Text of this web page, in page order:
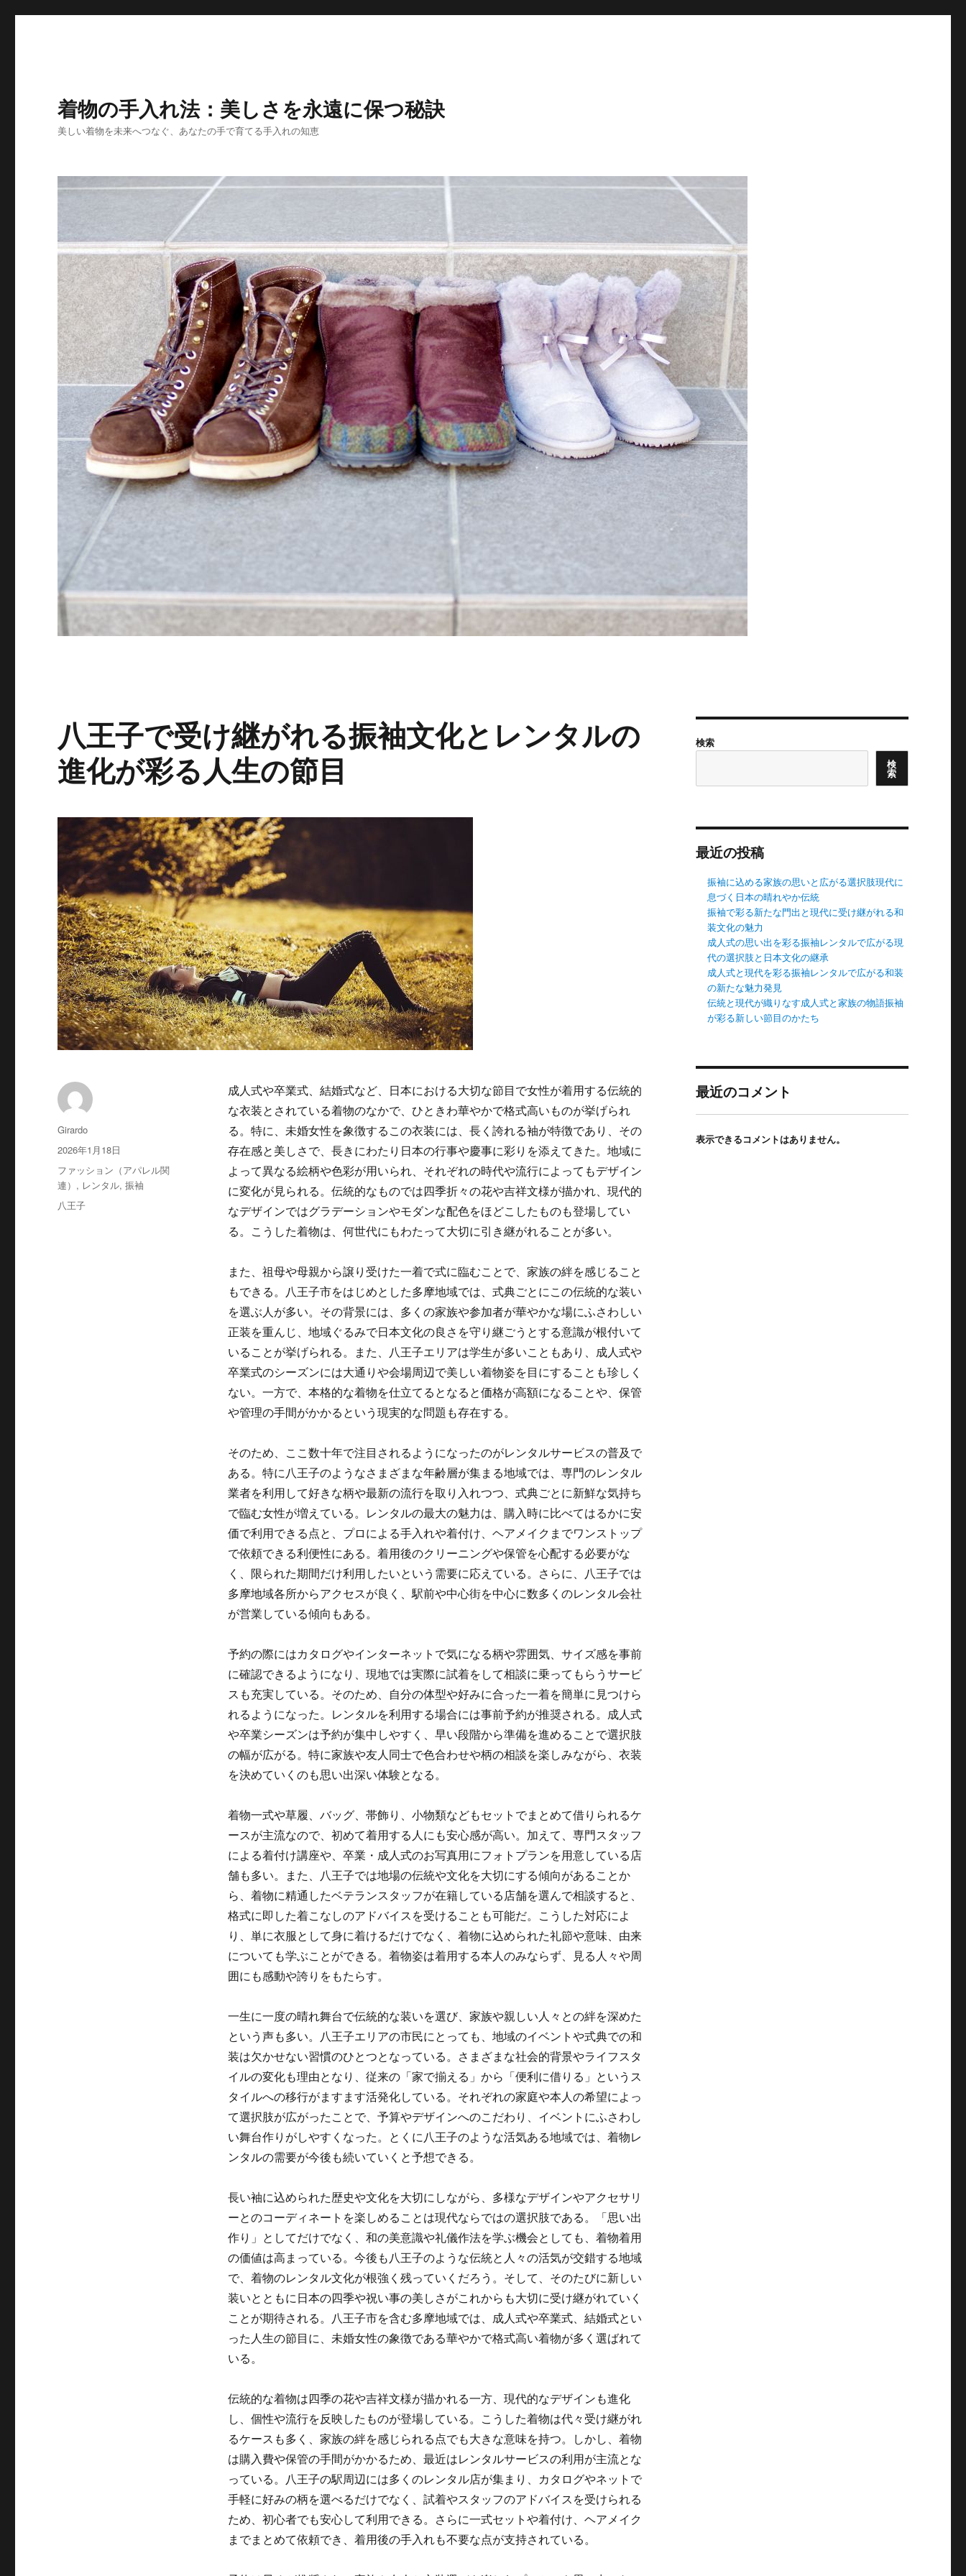
着物の手入れ法：美しさを永遠に保つ秘訣
美しい着物を未来へつなぐ、あなたの手で育てる手入れの知恵
八王子で受け継がれる振袖文化とレンタルの
進化が彩る人生の節目
成人式や卒業式、結婚式など、日本における大切な節目で女性が着用する伝統的
な衣装とされている着物のなかで、ひときわ華やかで格式高いものが挙げられ
る。 特に、未婚女性を象徴するこの衣装には、長く誇れる袖が特徴であり、その
存在感と美しさで、長きにわたり日本の行事や慶事に彩りを添えてきた。地域に
よって異なる絵柄や色彩が用いられ、それぞれの時代や流行によってもデザイン
に変化が見られる。伝統的なものでは四季折々の花や吉祥文様が描かれ、現代的
なデザインではグラデーションやモダンな配色をほどこしたものも登場してい
る。こうした着物は、何世代にもわたって大切に引き継がれることが多い。
また、祖母や母親から譲り受けた一着で式に臨むことで、家族の絆を感じること
もできる。八王子市をはじめとした多摩地域では、式典ごとにこの伝統的な装い
を選ぶ人が多い。その背景には、多くの家族や参加者が華やかな場にふさわしい
正装を重んじ、地域ぐるみで日本文化の良さを守り継ごうとする意識が根付いて
いることが挙げられる。また、八王子エリアは学生が多いこともあり、成人式や
卒業式のシーズンには大通りや会場周辺で美しい着物姿を目にすることも珍しく
ない。一方で、本格的な着物を仕立てるとなると価格が高額になることや、保管
や管理の手間がかかるという現実的な問題も存在する。
そのため、ここ数十年で注目されるようになったのがレンタルサービスの普及で
ある。特に八王子のようなさまざまな年齢層が集まる地域では、専門のレンタル
業者を利用して好きな柄や最新の流行を取り入れつつ、式典ごとに新鮮な気持ち
で臨む女性が増えている。レンタルの最大の魅力は、購入時に比べてはるかに安
価で利用できる点と、プロによる手入れや着付け、ヘアメイクまでワンストップ
で依頼できる利便性にある。着用後のクリーニングや保管を心配する必要がな
く、限られた期間だけ利用したいという需要に応えている。さらに、八王子では
多摩地域各所からアクセスが良く、駅前や中心街を中心に数多くのレンタル会社
が営業している傾向もある。
予約の際にはカタログやインターネットで気になる柄や雰囲気、サイズ感を事前
に確認できるようになり、現地では実際に試着をして相談に乗ってもらうサービ
スも充実している。そのため、自分の体型や好みに合った一着を簡単に見つけら
れるようになった。レンタルを利用する場合には事前予約が推奨される。成人式
や卒業シーズンは予約が集中しやすく、早い段階から準備を進めることで選択肢
の幅が広がる。特に家族や友人同士で色合わせや柄の相談を楽しみながら、衣装
を決めていくのも思い出深い体験となる。
着物一式や草履、バッグ、帯飾り、小物類などもセットでまとめて借りられるケ
ースが主流なので、初めて着用する人にも安心感が高い。加えて、専門スタッフ
による着付け講座や、卒業・成人式のお写真用にフォトプランを用意している店
舗も多い。また、八王子では地場の伝統や文化を大切にする傾向があることか
ら、着物に精通したベテランスタッフが在籍している店舗を選んで相談すると、
格式に即した着こなしのアドバイスを受けることも可能だ。こうした対応によ
り、単に衣服として身に着けるだけでなく、着物に込められた礼節や意味、由来
についても学ぶことができる。着物姿は着用する本人のみならず、見る人々や周
囲にも感動や誇りをもたらす。
一生に一度の晴れ舞台で伝統的な装いを選び、家族や親しい人々との絆を深めた
という声も多い。八王子エリアの市民にとっても、地域のイベントや式典での和
装は欠かせない習慣のひとつとなっている。さまざまな社会的背景やライフスタ
イルの変化も理由となり、従来の「家で揃える」から「便利に借りる」というス
タイルへの移行がますます活発化している。それぞれの家庭や本人の希望によっ
て選択肢が広がったことで、予算やデザインへのこだわり、イベントにふさわし
い舞台作りがしやすくなった。とくに八王子のような活気ある地域では、着物レ
ンタルの需要が今後も続いていくと予想できる。
長い袖に込められた歴史や文化を大切にしながら、多様なデザインやアクセサリ
ーとのコーディネートを楽しめることは現代ならではの選択肢である。「思い出
作り」としてだけでなく、和の美意識や礼儀作法を学ぶ機会としても、着物着用
の価値は高まっている。今後も八王子のような伝統と人々の活気が交錯する地域
で、着物のレンタル文化が根強く残っていくだろう。そして、そのたびに新しい
装いとともに日本の四季や祝い事の美しさがこれからも大切に受け継がれていく
ことが期待される。八王子市を含む多摩地域では、成人式や卒業式、結婚式とい
った人生の節目に、未婚女性の象徴である華やかで格式高い着物が多く選ばれて
いる。
伝統的な着物は四季の花や吉祥文様が描かれる一方、現代的なデザインも進化
し、個性や流行を反映したものが登場している。こうした着物は代々受け継がれ
るケースも多く、家族の絆を感じられる点でも大きな意味を持つ。しかし、着物
は購入費や保管の手間がかかるため、最近はレンタルサービスの利用が主流とな
っている。八王子の駅周辺には多くのレンタル店が集まり、カタログやネットで
手軽に好みの柄を選べるだけでなく、試着やスタッフのアドバイスを受けられる
ため、初心者でも安心して利用できる。さらに一式セットや着付け、ヘアメイク
までまとめて依頼でき、着用後の手入れも不要な点が支持されている。
投
稿
Girardo
投
稿
日:
2026年1月18日
カ
テ
ゴ
リ
ファッション（アパレル関
連） , レンタル,振袖
タ
八王子
検索
検
索
最近の投稿
振袖に込める家族の思いと広がる選択肢現代に
息づく日本の晴れやか伝統
振袖で彩る新たな門出と現代に受け継がれる和
装文化の魅力
成人式の思い出を彩る振袖レンタルで広がる現
代の選択肢と日本文化の継承
成人式と現代を彩る振袖レンタルで広がる和装
の新たな魅力発見
伝統と現代が織りなす成人式と家族の物語振袖
が彩る新しい節目のかたち
最近のコメント
表示できるコメントはありません。